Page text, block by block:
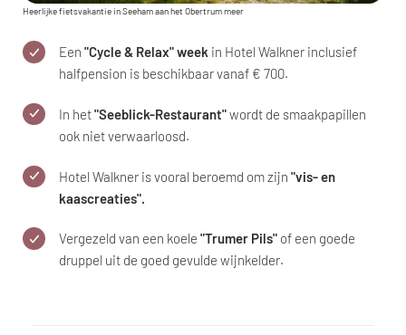
Heerlijke fietsvakantie in Seeham aan het Obertrum meer
Een "Cycle & Relax" week in Hotel Walkner inclusief
halfpension is beschikbaar vanaf € 700.
In het"Seeblick-Restaurant"wordt de smaakpapillen
ook niet verwaarloosd.
Hotel Walkner is vooral beroemd om zijn "vis- en
kaascreaties".
Vergezeld van een koele "Trumer Pils"of een goede
druppel uit de goed gevulde wijnkelder.